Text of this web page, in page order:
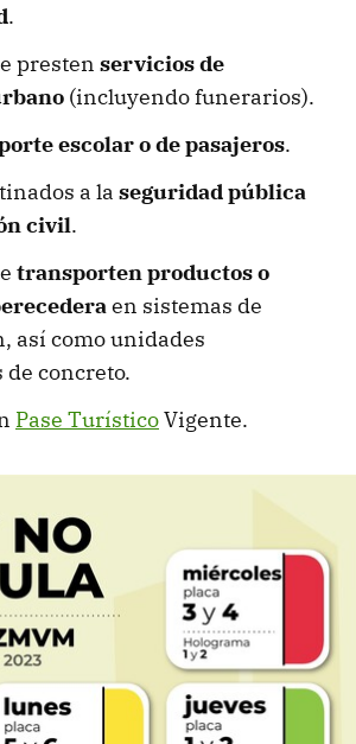
.
presten servicios de
(incluyendo funerarios).
escolar o de pasajeros.
a la seguridad pública
civil.
transporten productos o
en sistemas de
así como unidades
concreto.
Pase TurísticoVigente.